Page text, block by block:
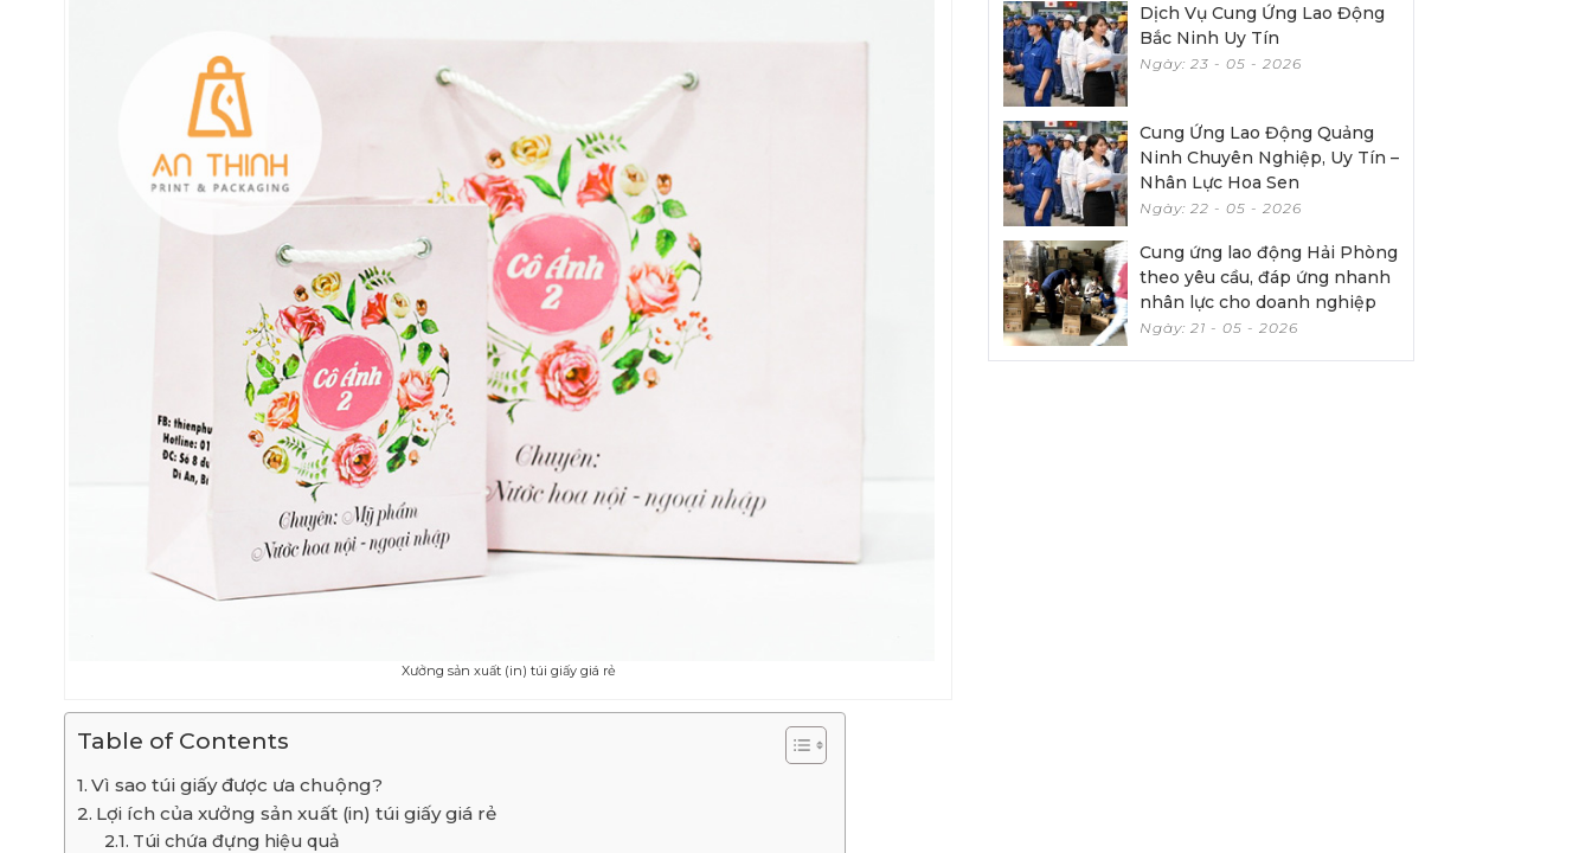
Xưởng sản xuất (in) túi giấy giá rẻ
Table of Contents
Vì sao túi giấy được ưa chuộng?
Lợi ích của xưởng sản xuất (in) túi giấy giá rẻ
Túi chứa đựng hiệu quả
Dịch Vụ Cung Ứng Lao Động
Bắc Ninh Uy Tín
Ngày: 23 - 05 - 2026
Cung Ứng Lao Động Quảng
Ninh Chuyên Nghiệp, Uy Tín –
Nhân Lực Hoa Sen
Ngày: 22 - 05 - 2026
Cung ứng lao động Hải Phòng
theo yêu cầu, đáp ứng nhanh
nhân lực cho doanh nghiệp
Ngày: 21 - 05 - 2026